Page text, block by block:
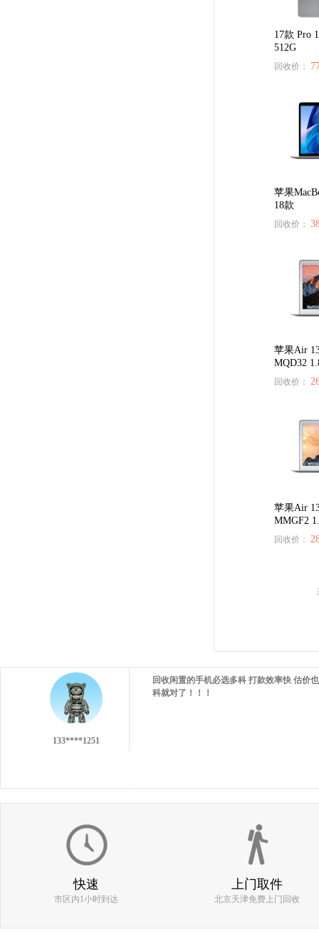
17款 Pro
512G
回收价：
苹果
18款
回收价：
苹果Air
MQD32
回收价：
苹果Air
MMGF2
回收价：
不错的回收，不过没有第一次的小伙痛快
133****1251
回收闲置的手机必选多科 打款效率快 估价
科就对了！！！
137****9551
快速
市区内1小时到达
上门取件
北京天津免费上门回收